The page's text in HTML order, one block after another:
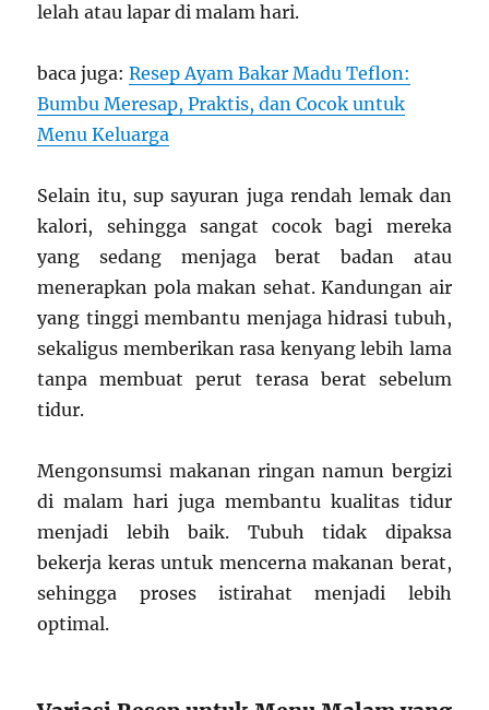
lelah atau lapar di malam hari.
baca juga:Resep Ayam Bakar Madu Teflon:
Bumbu Meresap, Praktis, dan Cocok untuk
Menu Keluarga
Selain itu, sup sayuran juga rendah lemak dan
kalori, sehingga sangat cocok bagi mereka
yang sedang menjaga berat badan atau
menerapkan pola makan sehat. Kandungan air
yang tinggi membantu menjaga hidrasi tubuh,
sekaligus memberikan rasa kenyang lebih lama
tanpa membuat perut terasa berat sebelum
tidur.
Mengonsumsi makanan ringan namun bergizi
di malam hari juga membantu kualitas tidur
menjadi lebih baik. Tubuh tidak dipaksa
bekerja keras untuk mencerna makanan berat,
sehingga proses istirahat menjadi lebih
optimal.